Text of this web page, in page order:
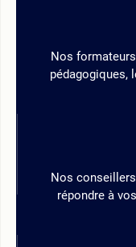
Nos
pédagogiques,
Nos
répondre à